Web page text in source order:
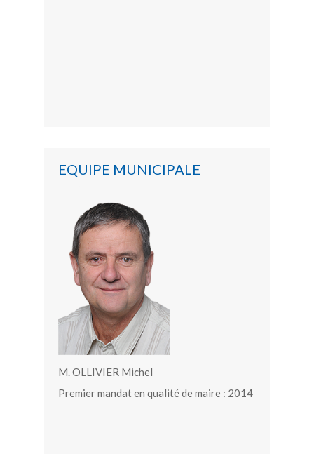
EQUIPE MUNICIPALE
M. OLLIVIER Michel
Premier mandat en qualité de maire : 2014